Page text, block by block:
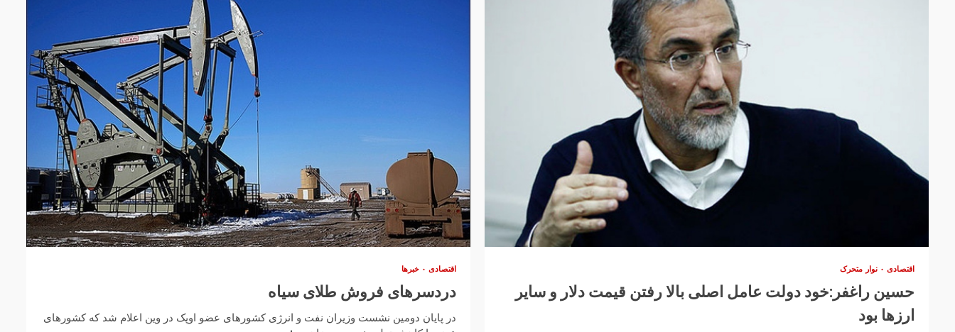
اقتصادی نوار متحرک
حسین راغفر:خود دولت عامل اصلی بالا رفتن قیمت دلار و سایر
ارزها بود
اقتصادی خبرها
دردسرهای فروش طلای سیاه
در پایان دومین نشست وزیران نفت و انرژی کشورهای عضو اوپک در وین اعلام شد که کشورهای